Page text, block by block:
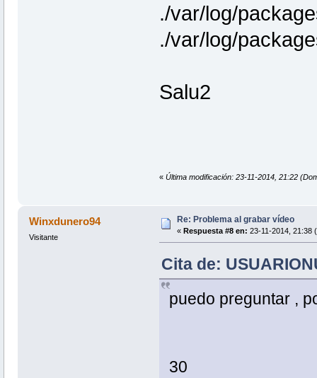
./var/log/
./var/log/
Salu2
« Última modificación: 23-11-2014, 21:22
Winxdunero94
Visitante
Re: Problema al grabar vídeo
« Respuesta #8 en: 23-11-2014, 21:38
Cita de:
puedo preguntar ,
30